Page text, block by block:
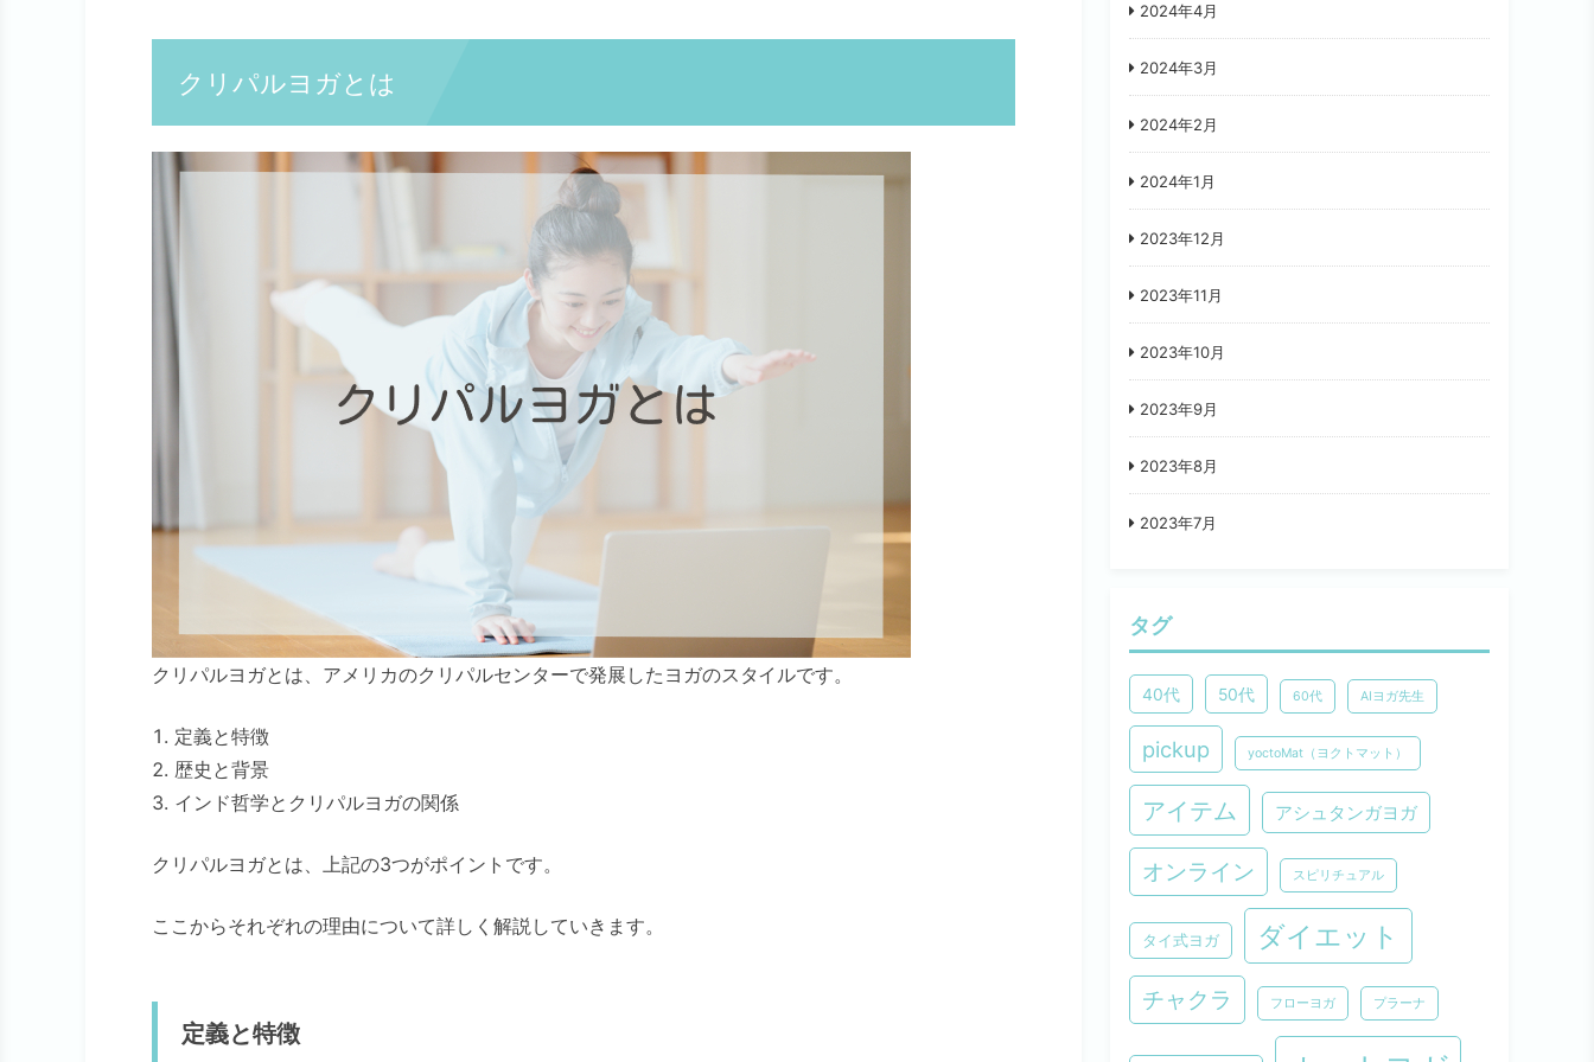
クリパルヨガとは
クリパルヨガとは、アメリカのクリパルセンターで発展したヨガのスタイルです。
定義と特徴
歴史と背景
インド哲学とクリパルヨガの関係
クリパルヨガとは、上記の3つがポイントです。
ここからそれぞれの理由について詳しく解説していきます。
定義と特徴
2024年4月
2024年3月
2024年2月
2024年1月
2023年12月
2023年11月
2023年10月
2023年9月
2023年8月
2023年7月
タグ
40代 50代 60代 AIヨガ先生
pickup yoctoMat（ヨクトマット）
アイテム アシュタンガヨガ
オンライン スピリチュアル
タイ式ヨガ ダイエット
チャクラ フローヨガ プラーナ